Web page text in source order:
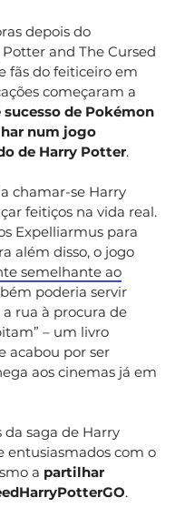
depois do
and The Cursed
fãs do feiticeiro em
começaram a
de Pokémon
num jogo
de Harry Potter.
chamar-se Harry
feitiços na vida real.
Expelliarmus para
além disso, o jogo
semelhante ao
poderia servir
rua à procura de
– um livro
acabou por ser
aos cinemas já em
da saga de Harry
entusiasmados com o
a partilhar
.